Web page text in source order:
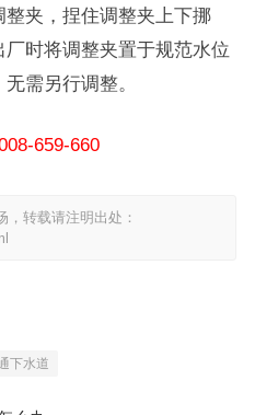
夹，捏住调整夹上下挪
时将调整夹置于规范水位
需另行调整。
659-660
转载请注明出处：
下水道